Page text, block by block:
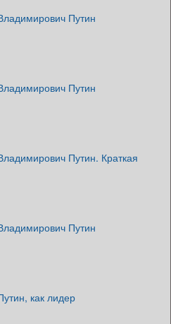
Путин
Путин
Путин. Краткая
Путин
как лидер